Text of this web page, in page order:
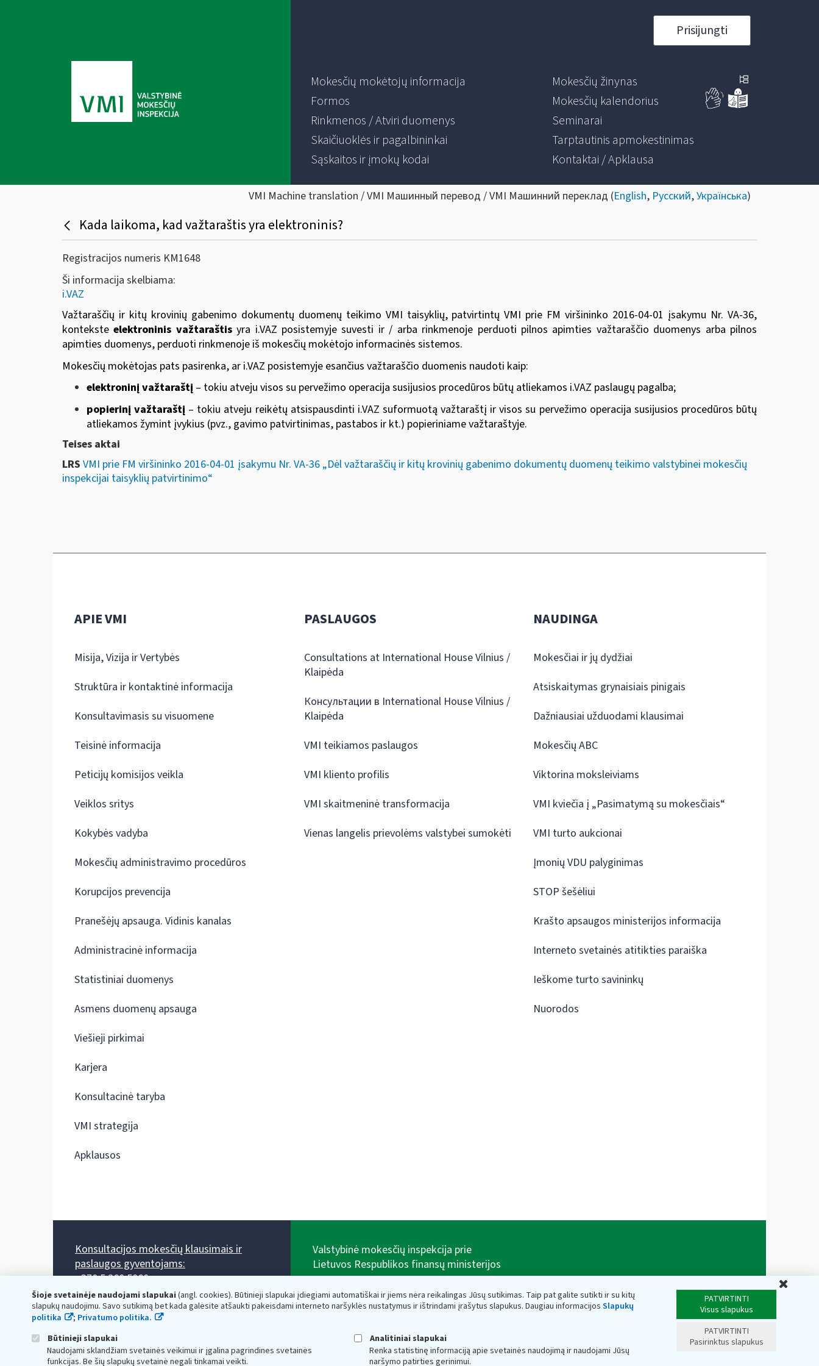
Prisijungti
Mokesčių mokėtojų informacija
Formos
Rinkmenos / Atviri duomenys
Skaičiuoklės ir pagalbininkai
Sąskaitos ir įmokų kodai
Mokesčių žinynas
Mokesčių kalendorius
Seminarai
Tarptautinis apmokestinimas
Kontaktai / Apklausa
VMI Machine translation / VMI Машинный перевод / VMI Машинний переклад (English, Русский,Українська)
Kada laikoma, kad važtaraštis yra elektroninis?
Registracijos numeris KM1648
Ši informacija skelbiama:
i.VAZ
Važtaraščių ir kitų krovinių gabenimo dokumentų duomenų teikimo VMI taisyklių, patvirtintųVMI prie FM viršininko 2016-04-01 įsakymu Nr. VA-36,
konteksteelektroninis važtaraštisyra i.VAZ posistemyje suvesti ir / arba rinkmenoje perduoti pilnos apimties važtaraščio duomenys arba pilnos
apimties duomenys, perduoti rinkmenoje iš mokesčių mokėtojo informacinės sistemos.
Mokesčių mokėtojas pats pasirenka, ar i.VAZ posistemyje esančius važtaraščio duomenis naudoti kaip:
elektroninį važtaraštį – tokiu atveju visos su pervežimo operacija susijusios procedūros būtų atliekamos i.VAZ paslaugų pagalba;
popierinį važtaraštį – tokiu atveju reikėtų atsispausdinti i.VAZ suformuotą važtaraštį ir visos su pervežimo operacija susijusios procedūros būtų
atliekamos žymint įvykius (pvz., gavimo patvirtinimas, pastabos ir kt.) popieriniame važtaraštyje.
Teises aktai
LRS VMI prie FM viršininko 2016-04-01 įsakymu Nr. VA-36 „Dėl važtaraščių ir kitų krovinių gabenimo dokumentų duomenų teikimo valstybinei mokesčių
inspekcijai taisyklių patvirtinimo“
Šioje svetainėje naudojami slapukai(angl. cookies). Būtinieji slapukai įdiegiami automatiškai ir jiems nėra reikalingas Jūsų sutikimas. Taip pat galite sutikti ir su kitų
slapukų naudojimu. Savo sutikimą bet kada galėsite atšaukti pakeisdami interneto naršyklės nustatymus ir ištrindami įrašytus slapukus. Daugiau informacijos Slapukų
politika
; Privatumo politika.
Būtinieji slapukai
Naudojami sklandžiam svetainės veikimui ir įgalina pagrindines svetainės
funkcijas. Be šių slapukų svetainė negali tinkamai veikti.
Analitiniai slapukai
Renka statistinę informaciją apie svetainės naudojimą ir naudojami Jūsų
naršymo patirties gerinimui.
PATVIRTINTI
Visus slapukus
PATVIRTINTI
Pasirinktus slapukus
APIE VMI
Misija, Vizija ir Vertybės
Struktūra ir kontaktinė informacija
Konsultavimasis su visuomene
Teisinė informacija
Peticijų komisijos veikla
Veiklos sritys
Kokybės vadyba
Mokesčių administravimo procedūros
Korupcijos prevencija
Pranešėjų apsauga. Vidinis kanalas
Administracinė informacija
Statistiniai duomenys
Asmens duomenų apsauga
Viešieji pirkimai
Karjera
Konsultacinė taryba
VMI strategija
Apklausos
PASLAUGOS
Consultations at International House Vilnius /
Klaipėda
Консультации в International House Vilnius /
Klaipėda
VMI teikiamos paslaugos
VMI kliento profilis
VMI skaitmeninė transformacija
Vienas langelis prievolėms valstybei sumokėti
NAUDINGA
Mokesčiai ir jų dydžiai
Atsiskaitymas grynaisiais pinigais
Dažniausiai užduodami klausimai
Mokesčių ABC
Viktorina moksleiviams
VMI kviečia į „Pasimatymą su mokesčiais“
VMI turto aukcionai
Įmonių VDU palyginimas
STOP šešėliui
Krašto apsaugos ministerijos informacija
Interneto svetainės atitikties paraiška
Ieškome turto savininkų
Nuorodos
Konsultacijos mokesčių klausimais ir
paslaugos gyventojams:
+370 5 260 5060
Darbo laikas: I-IV 8.00-17.00, V 8.00-15.45.
Prieššventinę dieną - viena valanda trumpiau.
Kiekvieno mėnesio antrą penktadienį 8.00 val. - 12.00 val.
Valstybinė mokesčių inspekcija prie
Lietuvos Respublikos finansų ministerijos
adresas: Vasario 16-osios g. 14, 01107 Vilnius, Lietuva,
el.paštas:vmi@vmi.lt, E. pristatymo dėžutės adresas
Lietuvos Respublikos finansų ministerijos kaupiami ir
saugomi Juridinių asmenų registre